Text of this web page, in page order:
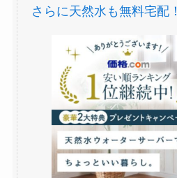
さらに天然水も無料宅配！